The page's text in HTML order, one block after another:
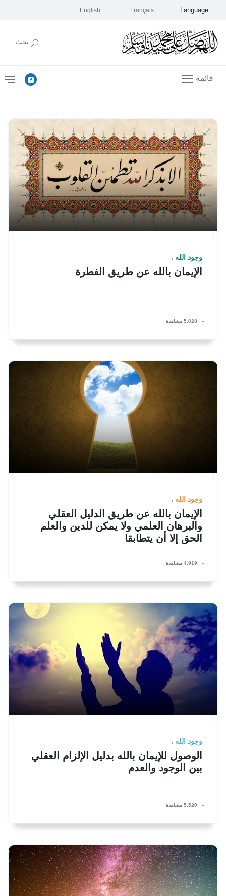
Language:
English Français
بحث
قائمة
وجود الله
الإيمان بالله عن طريق الفطرة
5,028 مشاهدة
وجود الله
الإيمان بالله عن طريق الدليل العقلي
والبرهان العلمي ولا يمكن للدين والعلم
الحق إلا أن يتطابقا
4,919 مشاهدة
وجود الله
الوصول للإيمان بالله بدليل الإلزام العقلي
بين الوجود والعدم
5,520 مشاهدة